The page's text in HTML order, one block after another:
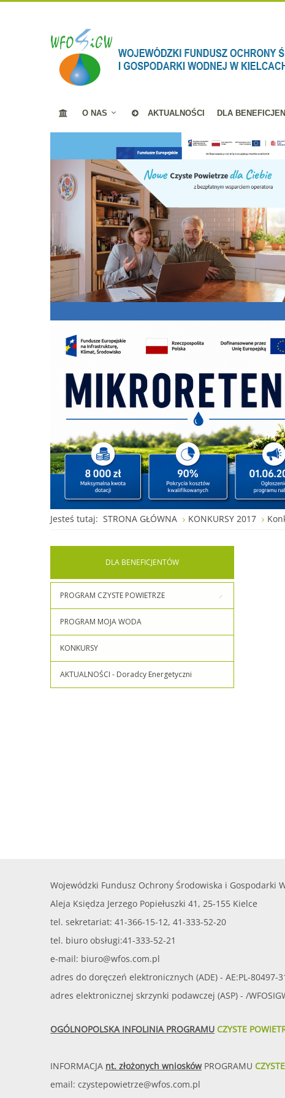
O NAS AKTUALNOŚCI DLA
Jesteś tutaj: STRONA GŁÓWNA KONKURSY 2017
DLABENEFICJENTÓW
PROGRAM CZYSTE POWIETRZE
PROGRAM MOJA WODA
KONKURSY
AKTUALNOŚCI - Doradcy Energetyczni
Wojewódzki Fundusz Ochrony Środowiska i Gospodarki
Aleja Księdza Jerzego Popiełuszki 41, 25-155 Kielce
tel. sekretariat: 41-366-15-12, 41-333-52-20
tel. biuro obsługi:41-333-52-21
e-mail: biuro@wfos.com.pl
adres do doręczeń elektronicznych (ADE) - AE:PL-80497-
adres elektronicznej skrzynki podawczej (ASP) - /
OGÓLNOPOLSKA INFOLINIA PROGRAMU CZYSTE
INFORMACJA nt. złożonych wniosków PROGRAMU
email: czystepowietrze@wfos.com.pl